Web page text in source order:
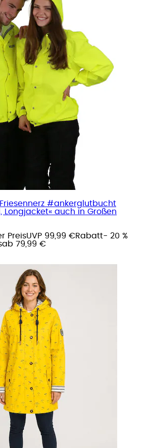
#ankerglutbucht
Longjacket« auch in Großen
PreisUVP 99,99 €Rabatt- 20 %
ab 79,99 €